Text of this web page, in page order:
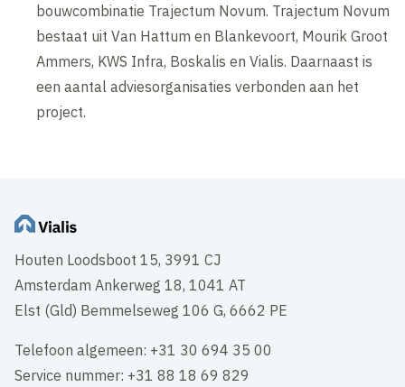
bouwcombinatie Trajectum Novum. Trajectum Novum
bestaat uit Van Hattum en Blankevoort, Mourik Groot
Ammers, KWS Infra, Boskalis en Vialis. Daarnaast is
een aantal adviesorganisaties verbonden aan het
project.
Houten Loodsboot 15, 3991 CJ
Amsterdam Ankerweg 18, 1041 AT
Elst (Gld) Bemmelseweg 106 G, 6662 PE
Telefoon algemeen: +31 30 694 35 00
Service nummer: +31 88 18 69 829